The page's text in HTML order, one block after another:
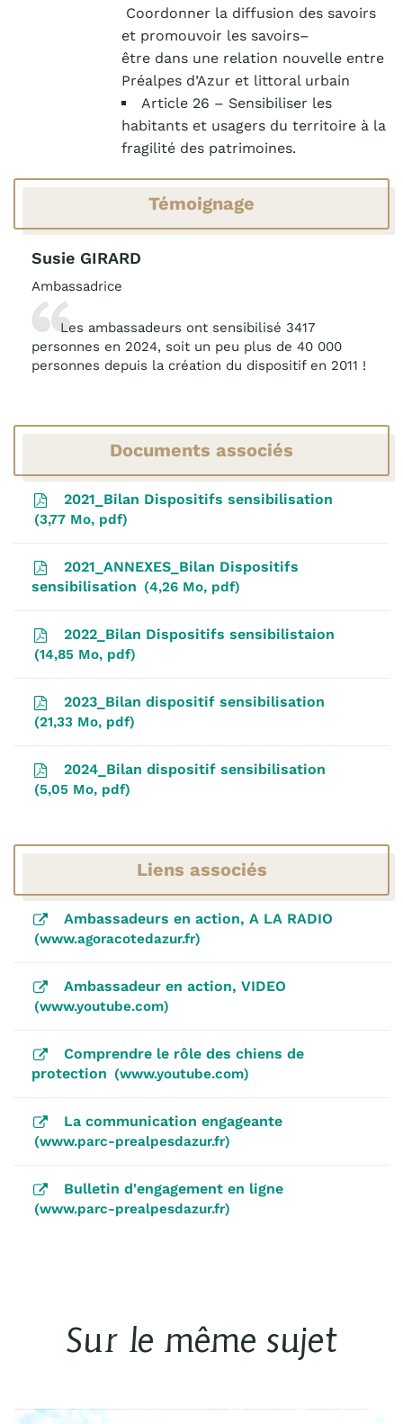
Coordonner la diffusion des savoirs
et promouvoir les savoirs–
être dans une relation nouvelle entre
Préalpes d’Azur et littoral urbain
Article 26 – Sensibiliser les
habitants et usagers du territoire à la
fragilité des patrimoines.
Témoignage
Susie GIRARD
Ambassadrice
Les ambassadeurs ont sensibilisé 3417
personnes en 2024, soit un peu plus de 40 000
personnes depuis la création du dispositif en 2011 !
Documents associés
2021_Bilan Dispositifs sensibilisation
3,77 Mo, pdf
2021_ANNEXES_Bilan Dispositifs
sensibilisation
4,26 Mo, pdf
2022_Bilan Dispositifs sensibilistaion
14,85 Mo, pdf
2023_Bilan dispositif sensibilisation
21,33 Mo, pdf
2024_Bilan dispositif sensibilisation
5,05 Mo, pdf
Liens associés
Ambassadeurs en action, A LA RADIO
www.agoracotedazur.fr
Ambassadeur en action, VIDEO
www.youtube.com
Comprendre le rôle des chiens de
protection
www.youtube.com
La communication engageante
www.parc-prealpesdazur.fr
Bulletin d'engagement en ligne
www.parc-prealpesdazur.fr
Sur le même sujet